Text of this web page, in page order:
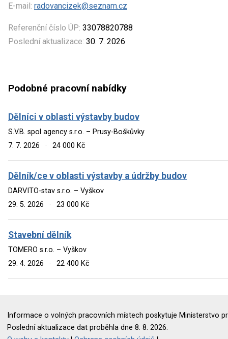
E-mail: radovancizek@seznam.cz
Referenční číslo ÚP: 33078820788
Poslední aktualizace: 30. 7. 2026
Podobné pracovní nabídky
Dělníci v oblasti výstavby budov
S.V.B. spol agency s.r.o. – Prusy-Boškůvky
7. 7. 2026
· 24 000 Kč
Dělník/ce v oblasti výstavby a údržby budov
DARVITO-stav s.r.o. – Vyškov
29. 5. 2026
· 23 000 Kč
Stavební dělník
TOMERO s.r.o. – Vyškov
29. 4. 2026
· 22 400 Kč
Informace o volných pracovních místech poskytuje Ministerstvo
Poslední aktualizace dat proběhla dne 8. 8. 2026.